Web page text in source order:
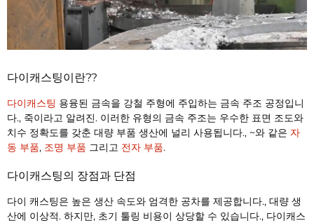
다이캐스팅이란??
다이캐스팅 용융된 금속을 강철 주형에 주입하는 금속 주조 공정입니
다., 죽이라고 알려진. 이러한 유형의 금속 주조는 우수한 표면 조도와
치수 정확도를 갖춘 대량 부품 생산에 널리 사용됩니다., ~와 같은 자
동 부품, 조명 부품 그리고 전자 부품.
다이캐스팅의 장점과 단점
다이 캐스팅은 높은 생산 속도와 엄격한 공차를 제공합니다., 대량 생
산에 이상적. 하지만, 초기 툴링 비용이 상당할 수 있습니다., 다이캐스